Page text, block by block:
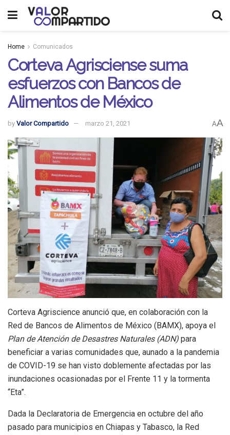
Home Comunicados
Corteva Agrisciense suma
esfuerzos con Bancos de
Alimentos de México
by Valor Compartido marzo 21, 2021 AA
Corteva Agriscience anunció que, en colaboración con la
Red de Bancos de Alimentos de México (BAMX), apoya el
Plan de Atención de Desastres Naturales (ADN) para
beneficiar a varias comunidades que, aunado a la pandemia
de COVID-19 se han visto doblemente afectadas por las
inundaciones ocasionadas por el Frente 11 y la tormenta
“Eta”.
Dada la Declaratoria de Emergencia en octubre del año
pasado para municipios en Chiapas y Tabasco, la Red